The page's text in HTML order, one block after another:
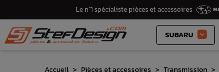
Le n°1 spécialiste pièces et accessoires
SUBARU 
Accueil Pièces et accessoires Transmission